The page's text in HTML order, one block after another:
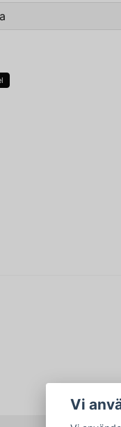
leta efter
denna produkten...
Vi